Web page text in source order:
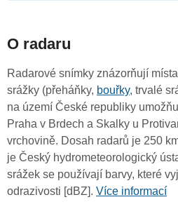
O radaru
Radarové snímky znázorňují
srážky (přeháňky, bouřky, trvalé
na území České republiky
Praha v Brdech a Skalky u
vrchovině. Dosah radarů je 250
je Český hydrometeorologický
srážek se používají barvy, které
odrazivosti [dBZ]. Více informací